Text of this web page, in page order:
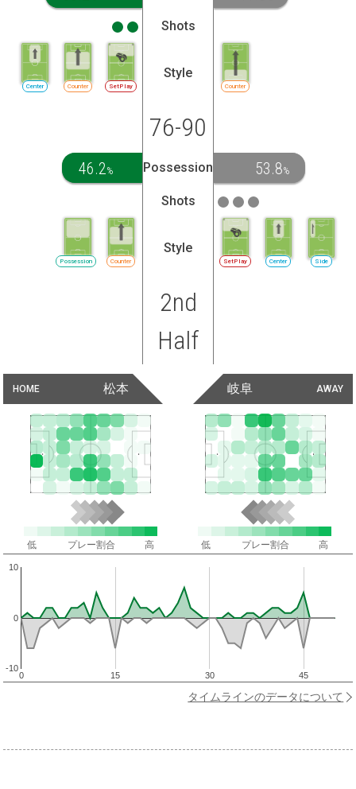
Shots
SetPlay
Counter
Center
Style
Counter
76-90
46.2% Possession 53.8%
Shots
Counter
Possession
Style
SetPlay Center Side
2nd
Half
HOME 松本 AWAY
岐阜
低 プレー割合 高 低 プレー割合 高
0 15 30 45
-10
0
10
タイムラインのデータについて